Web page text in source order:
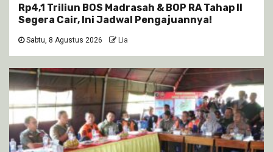
Rp4,1 Triliun BOS Madrasah & BOP RA Tahap II
Segera Cair, Ini Jadwal Pengajuannya!
Sabtu, 8 Agustus 2026 Lia